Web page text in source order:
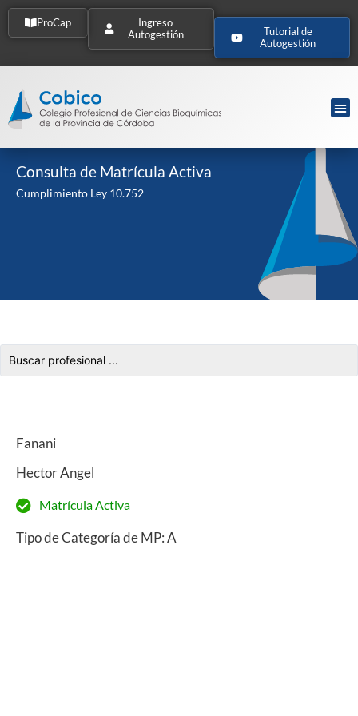
ProCap
Ingreso
Autogestión
Tutorial de
Autogestión
Consulta de Matrícula Activa
Cumplimiento Ley 10.752
Fanani
Hector Angel
Matrícula Activa
Tipo de Categoría de MP: A